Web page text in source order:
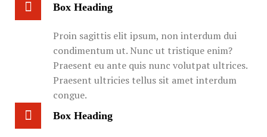
Box Heading
Proin sagittis elit ipsum, non interdum dui
condimentum ut. Nunc ut tristique enim?
Praesent eu ante quis nunc volutpat ultrices.
Praesent ultricies tellus sit amet interdum
congue.
Box Heading